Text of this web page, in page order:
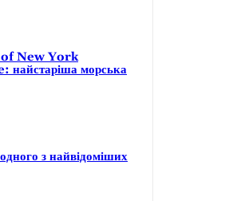
New York
морська
з найвідоміших